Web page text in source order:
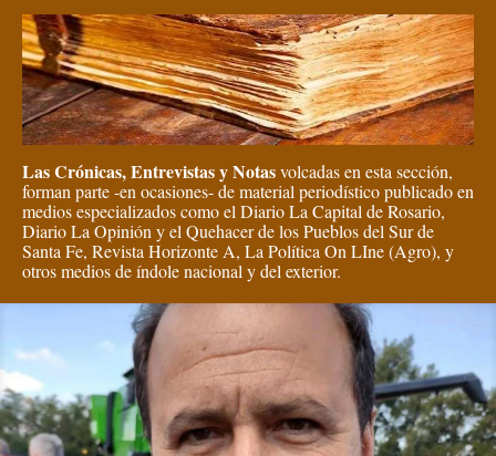
Las Crónicas, Entrevistas y Notasvolcadas en esta sección,
forman parte -en ocasiones- de material periodístico publicado en
medios especializados como el Diario La Capital de Rosario,
Diario La Opinión y el Quehacer de los Pueblos del Sur de
Santa Fe, Revista Horizonte A, La Política On LIne (Agro), y
otros medios de índole nacional y del exterior.